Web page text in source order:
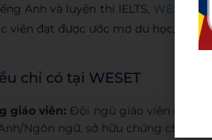
Anh và luyện thi IELTS, WESET
tự
viên đạt được ước mơ du học, định
chỉ có tại WESET
giáo viên: Đội ngũ giáo viên có
Ngôn ngữ, sở hữu chứng chỉ